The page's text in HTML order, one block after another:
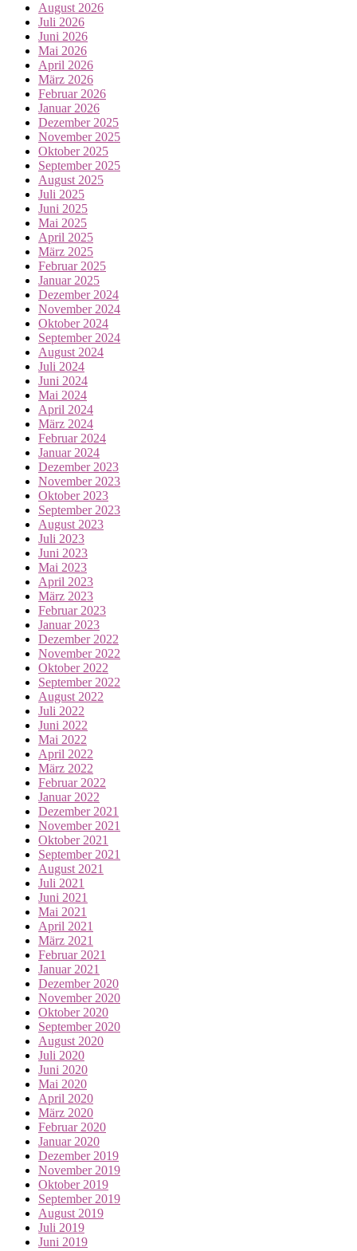
August 2026
Juli 2026
Juni 2026
Mai 2026
April 2026
März 2026
Februar 2026
Januar 2026
Dezember 2025
November 2025
Oktober 2025
September 2025
August 2025
Juli 2025
Juni 2025
Mai 2025
April 2025
März 2025
Februar 2025
Januar 2025
Dezember 2024
November 2024
Oktober 2024
September 2024
August 2024
Juli 2024
Juni 2024
Mai 2024
April 2024
März 2024
Februar 2024
Januar 2024
Dezember 2023
November 2023
Oktober 2023
September 2023
August 2023
Juli 2023
Juni 2023
Mai 2023
April 2023
März 2023
Februar 2023
Januar 2023
Dezember 2022
November 2022
Oktober 2022
September 2022
August 2022
Juli 2022
Juni 2022
Mai 2022
April 2022
März 2022
Februar 2022
Januar 2022
Dezember 2021
November 2021
Oktober 2021
September 2021
August 2021
Juli 2021
Juni 2021
Mai 2021
April 2021
März 2021
Februar 2021
Januar 2021
Dezember 2020
November 2020
Oktober 2020
September 2020
August 2020
Juli 2020
Juni 2020
Mai 2020
April 2020
März 2020
Februar 2020
Januar 2020
Dezember 2019
November 2019
Oktober 2019
September 2019
August 2019
Juli 2019
Juni 2019